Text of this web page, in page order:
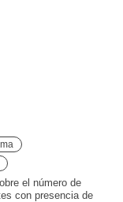
el número de
con presencia de